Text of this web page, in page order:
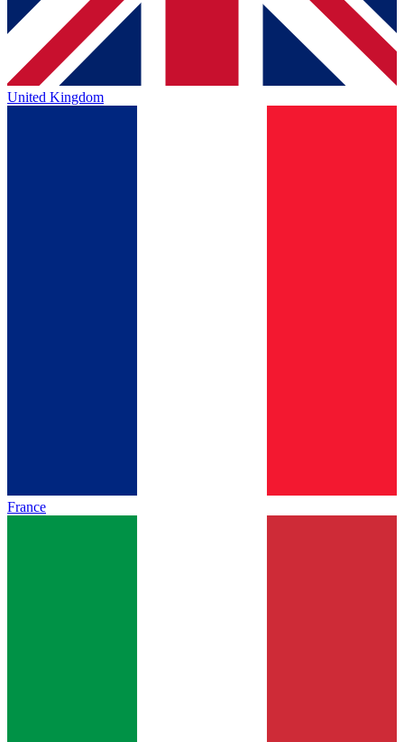
United Kingdom
France